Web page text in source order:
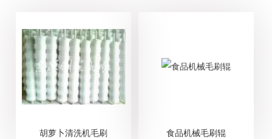
胡萝卜清洗机毛刷 食品机械毛刷辊